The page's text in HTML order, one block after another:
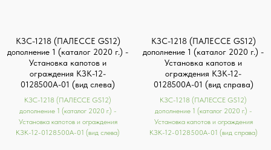
КЗС-1218 (ПАЛЕССЕ GS12)
дополнение 1 (каталог 2020 г.) -
Установка капотов и
ограждения КЗК-12-
0128500А-01 (вид слева)
КЗС-1218 (ПАЛЕССЕ GS12)
дополнение 1 (каталог 2020 г.) -
Установка капотов и ограждения
КЗК-12-0128500А-01 (вид слева)
КЗС-1218 (ПАЛЕССЕ GS12)
дополнение 1 (каталог 2020 г.) -
Установка капотов и
ограждения КЗК-12-
0128500А-01 (вид справа)
КЗС-1218 (ПАЛЕССЕ GS12)
дополнение 1 (каталог 2020 г.) -
Установка капотов и ограждения
КЗК-12-0128500А-01 (вид справа)